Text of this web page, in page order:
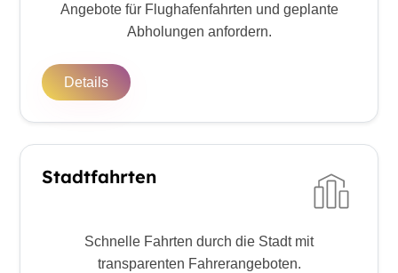
Angebote für Flughafenfahrten und geplante
Abholungen anfordern.
Details
Stadtfahrten
Schnelle Fahrten durch die Stadt mit
transparenten Fahrerangeboten.